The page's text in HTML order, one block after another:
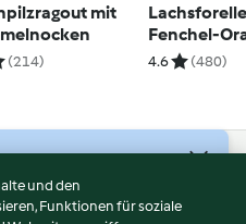
mit
(214)
Fenchel-
Risotto
4.6 (480)
und den
Funktionen für soziale